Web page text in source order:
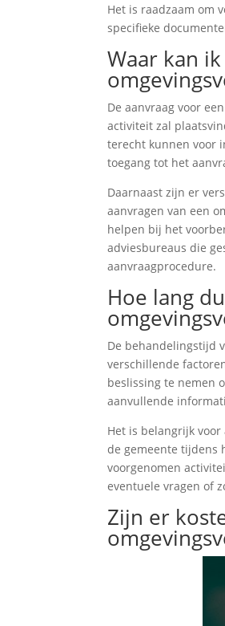
Het is raadzaam om
specifieke
Waar kan
De aanvraag voor
activiteit zal
terecht kunnen voor
toegang tot het
Daarnaast zijn er
aanvragen van een
helpen bij het
adviesbureaus die
aanvraagprocedure.
Hoe lang
De behandelingstijd
verschillende
beslissing te nemen
aanvullende
Het is belangrijk
de gemeente tijdens
voorgenomen
eventuele vragen of
Zijn er